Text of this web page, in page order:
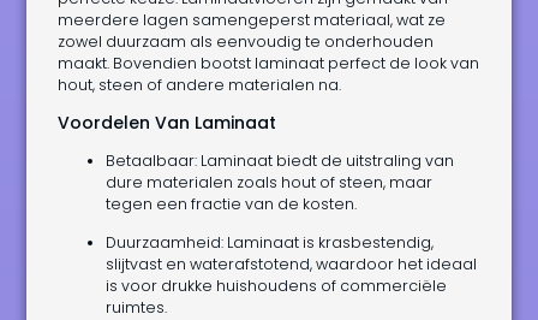
meerdere lagen samengeperst materiaal, wat ze
zowel duurzaam als eenvoudig te onderhouden
maakt. Bovendien bootst laminaat perfect de look van
hout, steen of andere materialen na.
Voordelen Van Laminaat
Betaalbaar: Laminaat biedt de uitstraling van
dure materialen zoals hout of steen, maar
tegen een fractie van de kosten.
Duurzaamheid: Laminaat is krasbestendig,
slijtvast en waterafstotend, waardoor het ideaal
is voor drukke huishoudens of commerciële
ruimtes.